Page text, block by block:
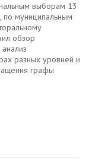
выборам 13
по муниципальным
обзор
разных уровней и
графы